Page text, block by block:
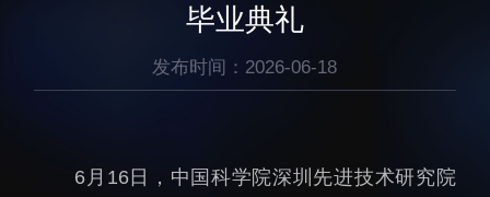
合成生物学研究所
材料人工智能研究所
先进电子材料研究所
毕业典礼
发布时间：2026-06-18
6月16日，中国科学院深圳先进技术研究院